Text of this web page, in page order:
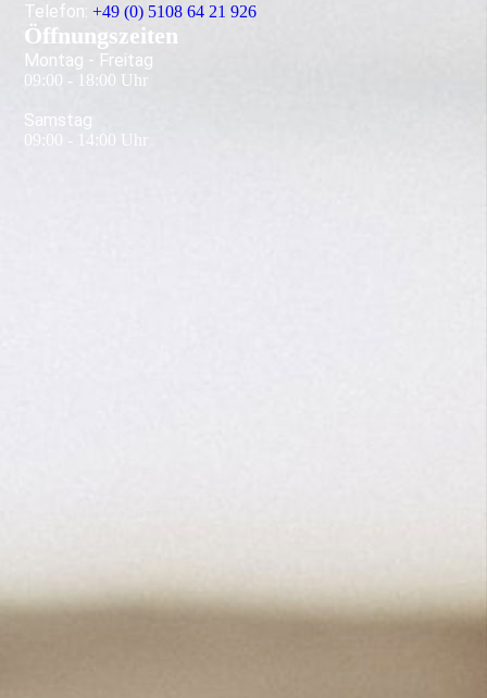
Telefon:+49 (0) 5108 64 21 926
Öffnungszeiten
Montag - Freitag
09:00 - 18:00 Uhr
Samstag
09:00 - 14:00 Uhr